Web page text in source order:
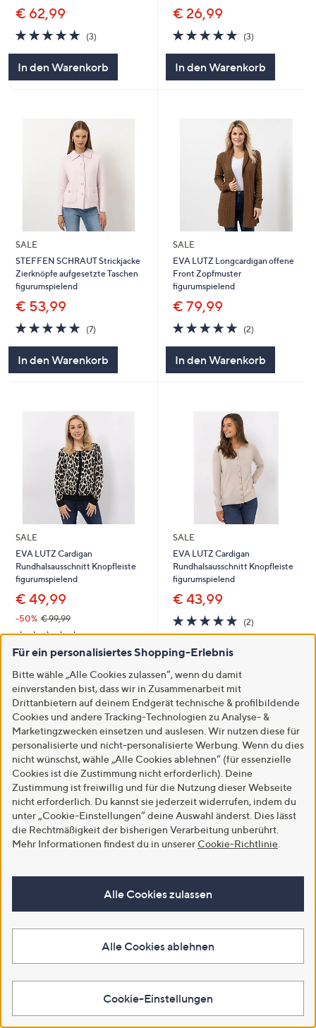
€ 62,99
5.0
von
5
(3)
In den Warenkorb
€ 26,99
5.0
von
(3)3
In den Warenkorb
SALE
STEFFEN SCHRAUT Strickjacke
Zierknöpfe aufgesetzte Taschen
figurumspielend
€ 53,99
5.0
von
5
(7)
In den Warenkorb
SALE
EVA LUTZ Longcardigan offene
Front Zopfmuster
figurumspielend
€ 79,99
5.0
von
(2)2
In den Warenkorb
SALE
EVA LUTZ Cardigan
Rundhalsausschnitt Knopfleiste
figurumspielend
€ 49,99
-50% € 99,99
5.0
5
(1)1
In den Warenkorb
SALE
EVA LUTZ Cardigan
Rundhalsausschnitt Knopfleiste
figurumspielend
€ 43,99
5.0
von
(2)2
In den Warenkorb
SALE
(2)
In den Warenkorb
SALE
Blusenjacke Costa Rica Spitze am
-60% € 99,99
5
Weitere Farben verfügbar
In den Warenkorb
Für ein personalisiertes Shopping-Erlebnis
Bitte wähle „Alle Cookies zulassen“, wenn du damit
einverstanden bist, dass wir in Zusammenarbeit mit
Drittanbietern auf deinem Endgerät technische & profilbildende
Cookies und andere Tracking-Technologien zu Analyse- &
Marketingzwecken einsetzen und auslesen. Wir nutzen diese für
personalisierte und nicht-personalisierte Werbung. Wenn du dies
nicht wünschst, wähle „Alle Cookies ablehnen“ (für essenzielle
Cookies ist die Zustimmung nicht erforderlich). Deine
Zustimmung ist freiwillig und für die Nutzung dieser Webseite
nicht erforderlich. Du kannst sie jederzeit widerrufen, indem du
unter „Cookie-Einstellungen“ deine Auswahl änderst. Dies lässt
die Rechtmäßigkeit der bisherigen Verarbeitung unberührt.
Mehr Informationen findest du in unserer Cookie-Richtlinie
Alle Cookies zulassen
Alle Cookies ablehnen
Cookie-Einstellungen